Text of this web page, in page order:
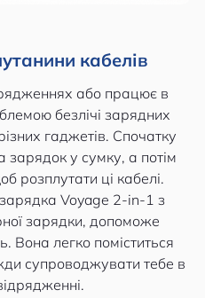
кабелів
або працює в
безлічі зарядних
гаджетів. Спочатку
зарядок у сумку, а потім
розплутати ці кабелі.
Voyage 2-in-1 з
зарядки, допоможе
Вона легко поміститься
супроводжувати тебе в